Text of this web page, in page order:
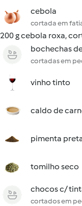
cebola
cortada em
200 g cebola roxa,
bochechas
cortadas em
vinho tinto
caldo de
pimenta
tomilho seco
chocos c/
cortados em